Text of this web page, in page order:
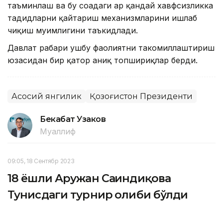
таъминлаш ва бу соҳадаги ҳар қандай хавфсизликка
таҳдидларни қайтариш механизмларини ишлаб
чиқиш муҳимлигини таъкидлади.
Давлат раҳбари ушбу фаолиятни такомиллаштириш
юзасидан бир қатор аниқ топшириқлар берди.
Асосий янгилик Қозоғистон Президенти
Бекабат Узаков
Муаллиф
09:05, 18 Сентябр 2023
18 ёшли Аружан Сағиндиқова
Тунисдаги турнир ғолиби бўлди